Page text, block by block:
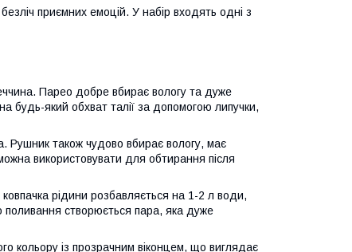
приємних емоцій. У набір входять одні з
Парео добре вбирає вологу та дуже
будь-який обхват талії за допомогою липучки,
Рушник також чудово вбирає вологу, має
використовувати для обтирання після
рідини розбавляється на 1-2 л води,
поливання створюється пара, яка дуже
кольору із прозрачним віконцем, що виглядає